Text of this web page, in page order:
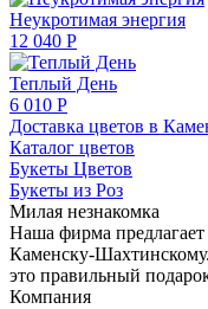
Неукротимая энергия
12 040 Р
Теплый День
6 010 Р
Доставка цветов в
Каталог цветов
Букеты Цветов
Букеты из Роз
Милая незнакомка
Наша фирма предлагает
Каменску-
это правильный
Компания